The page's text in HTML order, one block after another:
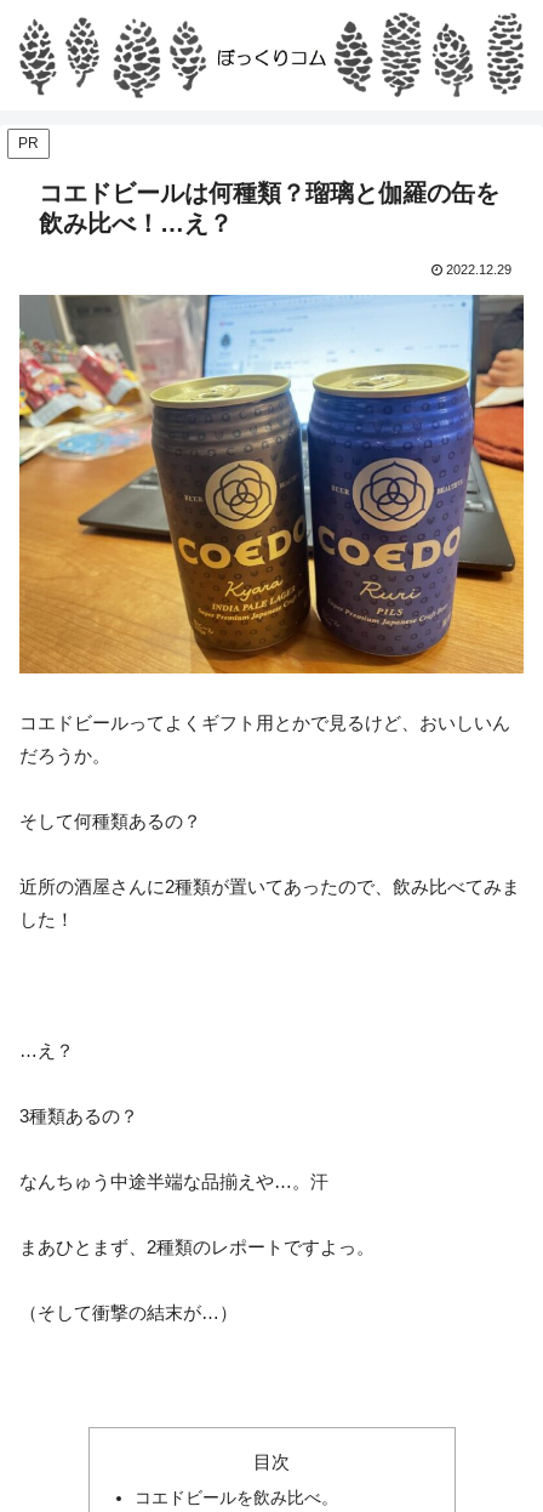
PR
コエドビールは何種類？瑠璃と伽羅の缶を
飲み比べ！…え？
2022.12.29
コエドビールってよくギフト用とかで見るけど、おいしいん
だろうか。
そして何種類あるの？
近所の酒屋さんに2種類が置いてあったので、飲み比べてみま
した！
…え？
3種類あるの？
なんちゅう中途半端な品揃えや…。汗
まあひとまず、2種類のレポートですよっ。
（そして衝撃の結末が…）
目次
コエドビールを飲み比べ。